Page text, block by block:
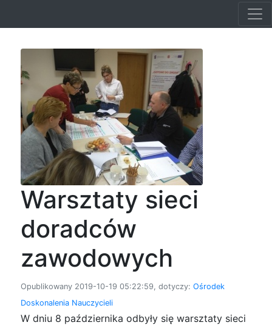
Warsztaty sieci
doradców
zawodowych
Opublikowany 2019-10-19 05:22:59, dotyczy: Ośrodek
Doskonalenia Nauczycieli
W dniu 8 października odbyły się warsztaty sieci